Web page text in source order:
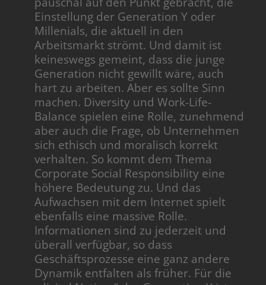
Einstellung der Generation Y oder
Millenials, die aktuell in den
Arbeitsmarkt strömt. Und damit ist
keineswegs gemeint, dass die junge
Generation nicht gewillt wäre, auch
hart zu arbeiten. Aber es sollte Sinn
machen. Diversity und Work-Life-
Balance spielen eine Rolle, zunehmend
aber auch die Frage, ob Unternehmen
sich ethisch und moralisch korrekt
verhalten. So kommt dem Thema
Corporate Social Responsibility eine
höhere Bedeutung zu. Und das
Aufwachsen mit dem Internet spielt
ebenfalls eine massive Rolle.
Informationen sind zu jederzeit und
überall verfügbar, so dass
Geschäftsprozesse eine ganz andere
Dynamik entfalten als früher. Für die